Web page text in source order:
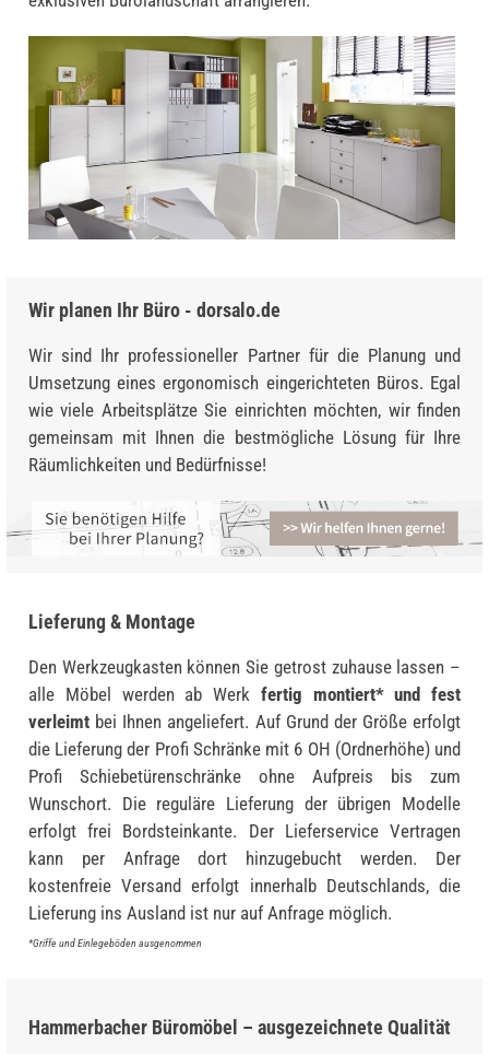
Wir planen Ihr Büro - dorsalo.de
Wir sind Ihr professioneller Partner für die Planung und
Umsetzung eines ergonomisch eingerichteten Büros. Egal
wie viele Arbeitsplätze Sie einrichten möchten, wir finden
gemeinsam mit Ihnen die bestmögliche Lösung für Ihre
Räumlichkeiten und Bedürfnisse!
Lieferung & Montage
Den Werkzeugkasten können Sie getrost zuhause lassen –
alle Möbel werden ab Werk fertig montiert* und fest
verleimt bei Ihnen angeliefert. Auf Grund der Größe erfolgt
die Lieferung der Profi Schränke mit 6 OH (Ordnerhöhe) und
Profi Schiebetürenschränke ohne Aufpreis bis zum
Wunschort. Die reguläre Lieferung der übrigen Modelle
erfolgt frei Bordsteinkante. Der Lieferservice Vertragen
kann per Anfrage dort hinzugebucht werden. Der
kostenfreie Versand erfolgt innerhalb Deutschlands, die
Lieferung ins Ausland ist nur auf Anfrage möglich.
*Griffe und Einlegeböden ausgenommen
Hammerbacher Büromöbel – ausgezeichnete Qualität